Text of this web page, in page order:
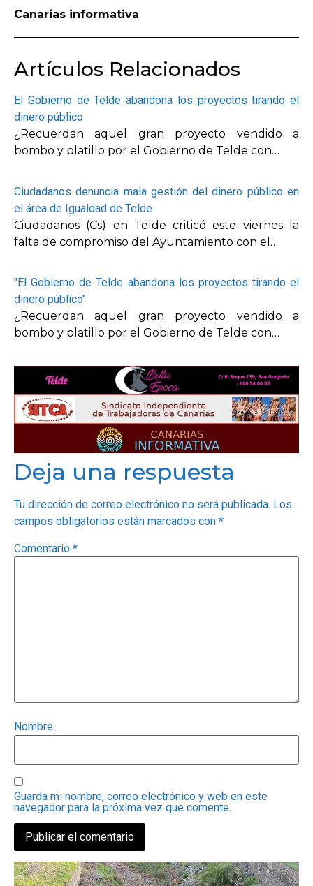
Canarias informativa
Artículos Relacionados
El Gobierno de Telde abandona los proyectos tirando el
dinero público
¿Recuerdan aquel gran proyecto vendido a
bombo y platillo por el Gobierno de Telde con…
Ciudadanos denuncia mala gestión del dinero público en
el área de Igualdad de Telde
Ciudadanos (Cs) en Telde criticó este viernes la
falta de compromiso del Ayuntamiento con el…
"El Gobierno de Telde abandona los proyectos tirando el
dinero público"
¿Recuerdan aquel gran proyecto vendido a
bombo y platillo por el Gobierno de Telde con…
Deja una respuesta
Tu dirección de correo electrónico no será publicada. Los
campos obligatorios están marcados con *
Comentario *
Nombre
Guarda mi nombre, correo electrónico y web en este
navegador para la próxima vez que comente.